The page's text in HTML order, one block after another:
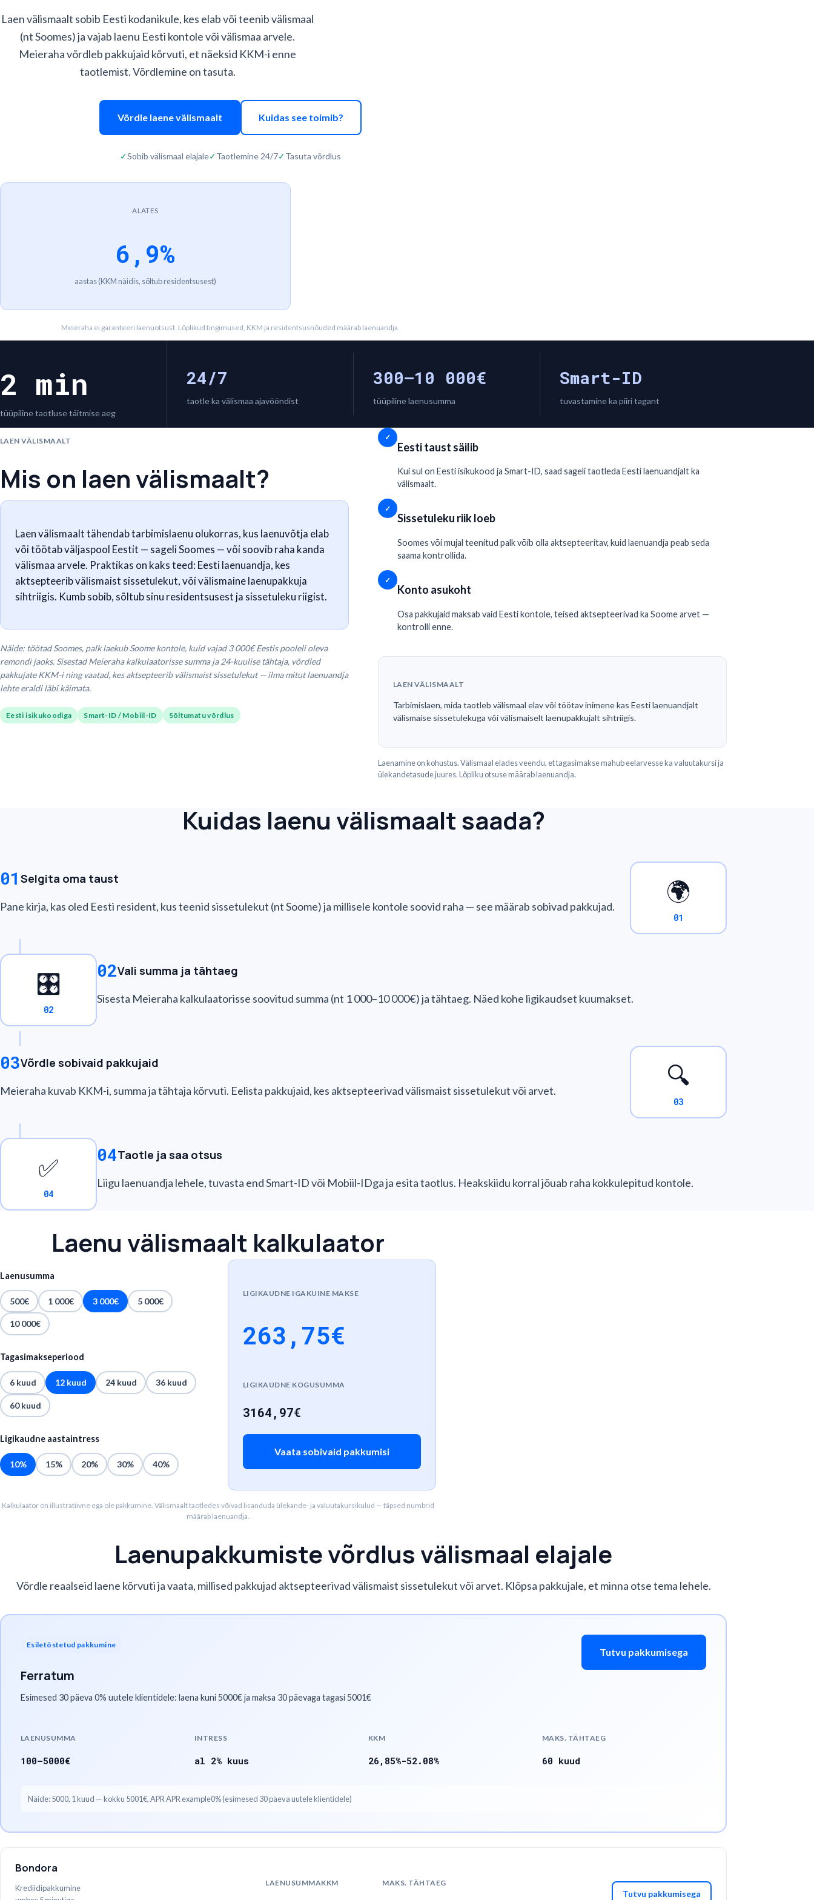
Laen välismaalt sobib Eesti kodanikule, kes elab või teenib välismaal
(nt Soomes) ja vajab laenu Eesti kontole või välismaa arvele.
Meieraha võrdleb pakkujaid kõrvuti, et näeksid KKM-i enne
taotlemist. Võrdlemine on tasuta.
Võrdle laene välismaalt Kuidas see toimib?
✓Sobib välismaal elajale✓Taotlemine 24/7✓Tasuta võrdlus
ALATES
6,9%
aastas (KKM näidis, sõltub residentsusest)
Meieraha ei garanteeri laenuotsust. Lõplikud tingimused, KKM ja residentsusnõuded määrab laenuandja.
2 min
tüüpiline taotluse täitmise aeg
24/7
taotle ka välismaa ajavööndist
300–10 000€
tüüpiline laenusumma
Smart-ID
tuvastamine ka piiri tagant
LAEN VÄLISMAALT
Mis on laen välismaalt?
Laen välismaalt tähendab tarbimislaenu olukorras, kus laenuvõtja elab
või töötab väljaspool Eestit — sageli Soomes — või soovib raha kanda
välismaa arvele. Praktikas on kaks teed: Eesti laenuandja, kes
aktsepteerib välismaist sissetulekut, või välismaine laenupakkuja
sihtriigis. Kumb sobib, sõltub sinu residentsusest ja sissetuleku riigist.
Näide: töötad Soomes, palk laekub Soome kontole, kuid vajad 3 000€ Eestis pooleli oleva
remondi jaoks. Sisestad Meieraha kalkulaatorisse summa ja 24-kuulise tähtaja, võrdled
pakkujate KKM-i ning vaatad, kes aktsepteerib välismaist sissetulekut — ilma mitut laenuandja
lehte eraldi läbi käimata.
Eesti isikukoodiga Smart-ID / Mobiil-ID Sõltumatu võrdlus
✓
Eesti taust säilib
Kui sul on Eesti isikukood ja Smart-ID, saad sageli taotleda Eesti laenuandjalt ka
välismaalt.
✓
Sissetuleku riik loeb
Soomes või mujal teenitud palk võib olla aktsepteeritav, kuid laenuandja peab seda
saama kontrollida.
✓
Konto asukoht
Osa pakkujaid maksab vaid Eesti kontole, teised aktsepteerivad ka Soome arvet —
kontrolli enne.
LAEN VÄLISMAALT
Tarbimislaen, mida taotleb välismaal elav või töötav inimene kas Eesti laenuandjalt
välismaise sissetulekuga või välismaiselt laenupakkujalt sihtriigis.
Laenamine on kohustus. Välismaal elades veendu, et tagasimakse mahub eelarvesse ka valuutakursi ja
ülekandetasude juures. Lõpliku otsuse määrab laenuandja.
Kuidas laenu välismaalt saada?
01 Selgita oma taust
Pane kirja, kas oled Eesti resident, kus teenid sissetulekut (nt Soome) ja millisele kontole soovid raha — see määrab sobivad pakkujad.
🌍
01
02Vali summa ja tähtaeg
Sisesta Meieraha kalkulaatorisse soovitud summa (nt 1 000–10 000€) ja tähtaeg. Näed kohe ligikaudset kuumakset.
🎛️
02
03Võrdle sobivaid pakkujaid
Meieraha kuvab KKM-i, summa ja tähtaja kõrvuti. Eelista pakkujaid, kes aktsepteerivad välismaist sissetulekut või arvet.
🔍
03
04Taotle ja saa otsus
Liigu laenuandja lehele, tuvasta end Smart-ID või Mobiil-IDga ja esita taotlus. Heakskiidu korral jõuab raha kokkulepitud kontole.
✅
04
Laenu välismaalt kalkulaator
Laenusumma
500€ 1 000€ 3 000€ 5 000€
10 000€
Tagasimakseperiood
6 kuud 12 kuud 24 kuud 36 kuud
60 kuud
Ligikaudne aastaintress
10% 15% 20% 30% 40%
LIGIKAUDNE IGAKUINE MAKSE
263,75€
LIGIKAUDNE KOGUSUMMA
3164,97€
Vaata sobivaid pakkumisi
Kalkulaator on illustratiivne ega ole pakkumine. Välismaalt taotledes võivad lisanduda ülekande- ja valuutakursikulud — täpsed numbrid
määrab laenuandja.
Laenupakkumiste võrdlus välismaal elajale
Võrdle reaalseid laene kõrvuti ja vaata, millised pakkujad aktsepteerivad välismaist sissetulekut või arvet. Klõpsa pakkujale, et minna otse tema lehele.
Esiletõstetud pakkumine
Ferratum
Esimesed 30 päeva 0% uutele klientidele: laena kuni 5000€ ja maksa 30 päevaga tagasi 5001€
Tutvu pakkumisega
LAENUSUMMA
100–5000€
INTRESS
al 2% kuus
KKM
26,85%-52.08%
MAKS. TÄHTAEG
60 kuud
Näide:5000, 1 kuud — kokku 5001€, APRAPR example0% (esimesed 30 päeva uutele klientidele)
Bondora
Krediidipakkumine
LAENUSUMMAKKM MAKS. TÄHTAEG
Tutvu pakkumisega